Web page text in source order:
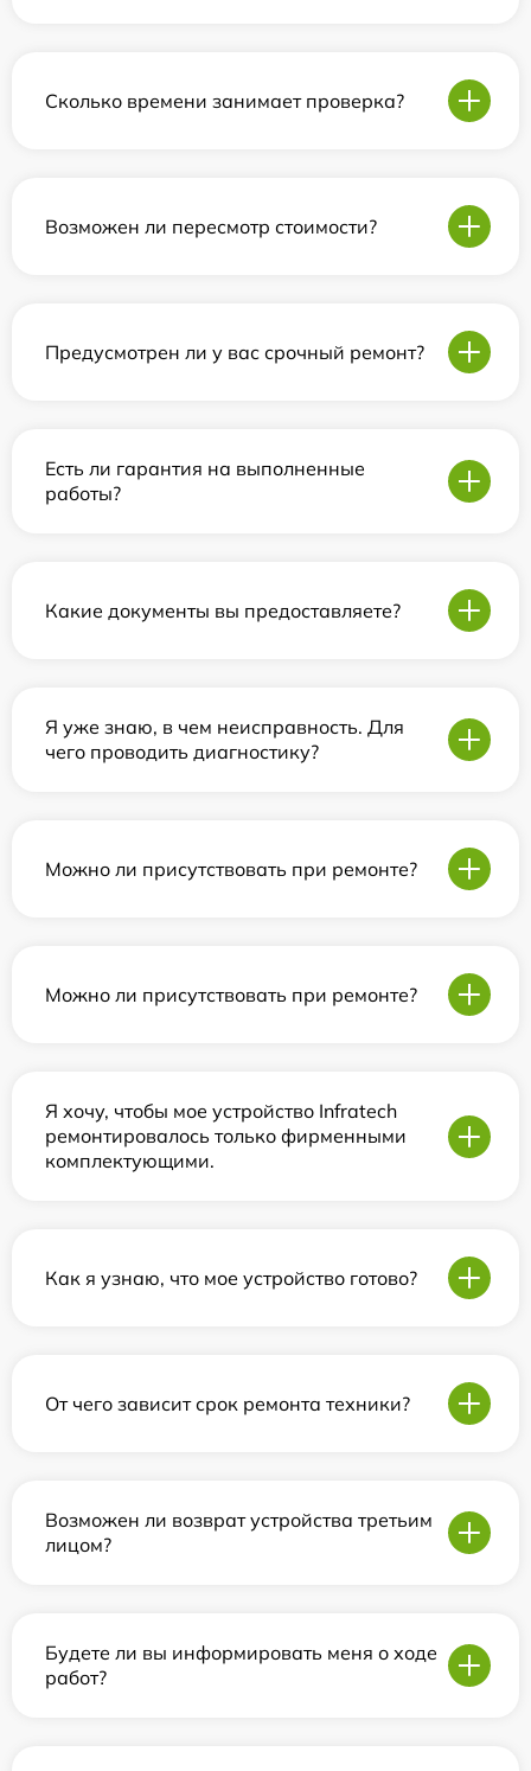
Сколько времени занимает проверка?
Возможен ли пересмотр стоимости?
Предусмотрен ли у вас срочный ремонт?
Есть ли гарантия на выполненные
работы?
Какие документы вы предоставляете?
Я уже знаю, в чем неисправность. Для
чего проводить диагностику?
Можно ли присутствовать при ремонте?
Можно ли присутствовать при ремонте?
Я хочу, чтобы мое устройство Infratech
ремонтировалось только фирменными
комплектующими.
Как я узнаю, что мое устройство готово?
От чего зависит срок ремонта техники?
Возможен ли возврат устройства третьим
лицом?
Будете ли вы информировать меня о ходе
работ?